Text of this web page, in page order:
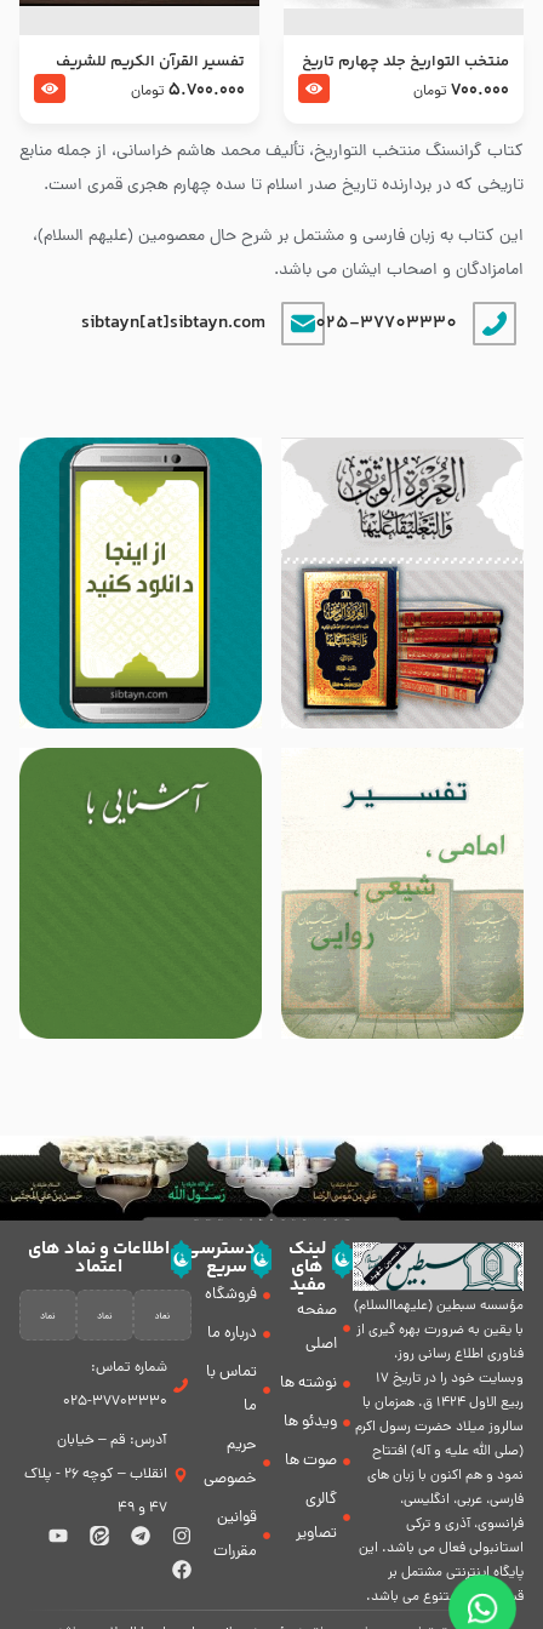
کتاب گرانسنگ منتخب التواريخ، تألیف محمد هاشم خراسانی، از جمله منابع
تاریخی که در بردارنده تاریخ صدر اسلام تا سده چهارم هجری قمری است.
این کتاب به زبان فارسی و مشتمل بر شرح حال معصومین (علیهم السلام)،
امامزادگان و اصحاب ایشان می باشد.
025-37703330
sibtayn[at]sibtayn.com
منتخب التواریخ جلد چهارم تاریخ
امام زین العابدین و امام محمد
700.000 تومان
تفسير القرآن الكريم للشريف
المرتضي قدس سرّه
5.700.000 تومان
مؤسسه سبطين (عليهماالسلام)
با يقين به ضرورت بهره گیرى از
فناورى اطلاع رسانى روز،
وبسایت خود را در تاريخ 17
ربيع الاول 1424 ق. همزمان با
سالروز ميلاد حضرت رسول اكرم
(صلی الله علیه و آله) افتتاح
نمود و هم اكنون با زبان های
فارسی، عربى، انگلیسی،
فرانسوی، آذری و ترکی
استانبولی فعال مى باشد. اين
پايگاه اينترنتى مشتمل بر
قسمت هاى متنوع مى باشد.
لینک
های
مفید
صفحه
اصلی
نوشته ها
ویدئو ها
صوت ها
گالری
تصاویر
دسترسی
سریع
فروشگاه
درباره ما
تماس با
ما
حریم
خصوصی
قوانین
مقررات
اطلاعات و نماد های
اعتماد
شماره تماس:
37703330-025
آدرس: قم – خیابان
انقلاب – کوچه 26 - پلاک
47 و 49